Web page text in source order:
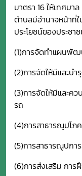
มาตรา 16 ให้เทศบ
ตำบลมีอำนาจหน้าที่
ประโยชน์ของประช
(1)การจัดทำแผนพั
(2)การจัดให้มีและบำ
(3)การจัดให้มีและค
รถ
(4)การสาธารณูปโภ
(5)การสาธารณูปการ
(6)การส่งเสริม การ